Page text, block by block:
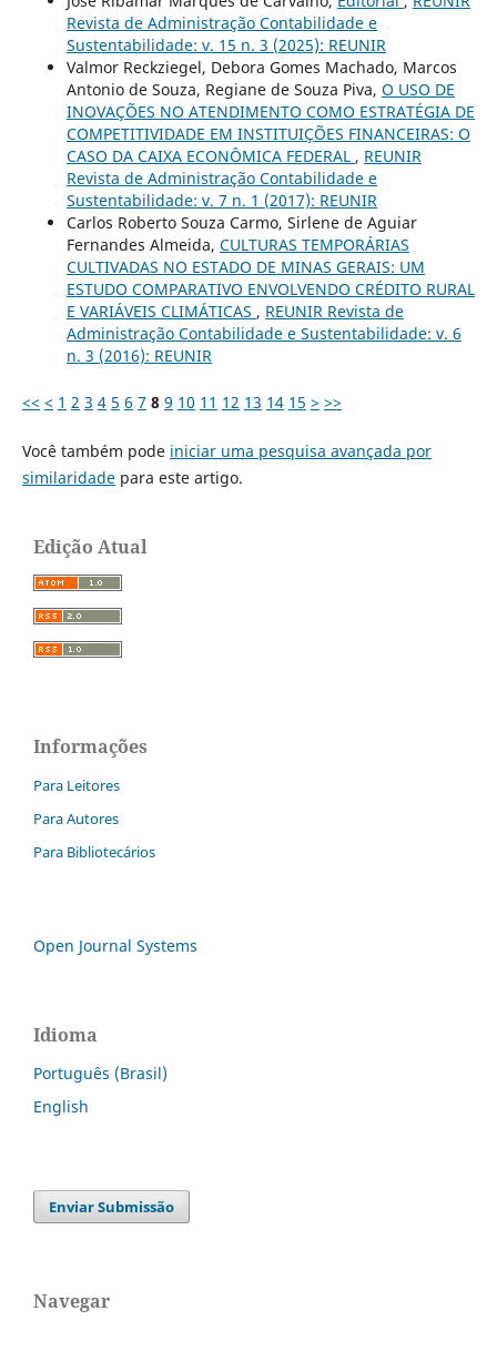
Revista de Administração Contabilidade e
Sustentabilidade: v. 15 n. 3 (2025): REUNIR
Valmor Reckziegel, Debora Gomes Machado, Marcos
Antonio de Souza, Regiane de Souza Piva, O USO DE
INOVAÇÕES NO ATENDIMENTO COMO ESTRATÉGIA DE
COMPETITIVIDADE EM INSTITUIÇÕES FINANCEIRAS: O
CASO DA CAIXA ECONÔMICA FEDERAL , REUNIR
Revista de Administração Contabilidade e
Sustentabilidade: v. 7 n. 1 (2017): REUNIR
Carlos Roberto Souza Carmo, Sirlene de Aguiar
Fernandes Almeida, CULTURAS TEMPORÁRIAS
CULTIVADAS NO ESTADO DE MINAS GERAIS: UM
ESTUDO COMPARATIVO ENVOLVENDO CRÉDITO RURAL
E VARIÁVEIS CLIMÁTICAS , REUNIR Revista de
Administração Contabilidade e Sustentabilidade: v. 6
n. 3 (2016): REUNIR
<< < 1 2 3 4 5 6 7 8 9 10 11 12 13 14 15 > >>
Você também pode iniciar uma pesquisa avançada por
similaridadepara este artigo.
Edição Atual
Informações
Para Leitores
Para Autores
Para Bibliotecários
Open Journal Systems
Idioma
Português (Brasil)
English
Enviar Submissão
Navegar